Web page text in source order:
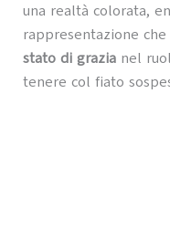
una realtà colorata,
rappresentazione
stato di grazianel
tenere col fiato